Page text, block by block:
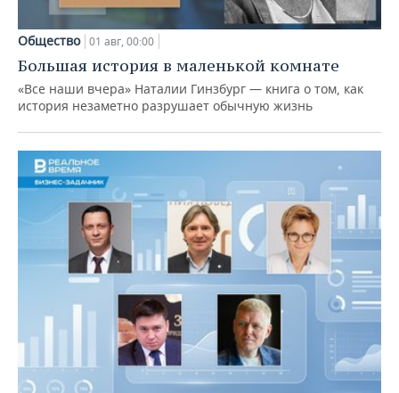
Общество 01 авг, 00:00
Большая история в маленькой комнате
«Все наши вчера» Наталии Гинзбург — книга о том, как
история незаметно разрушает обычную жизнь